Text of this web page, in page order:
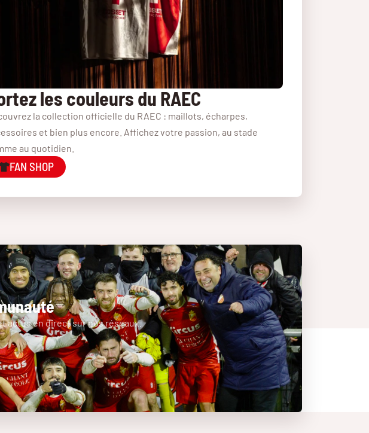
les couleurs du RAEC
la collection officielle du RAEC : maillots, écharpes,
et bien plus encore. Affichez votre passion, au stade
au quotidien.
FAN SHOP
actus en direct sur nos réseaux.